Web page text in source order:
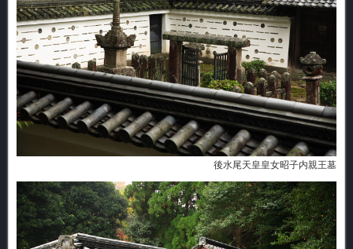
後水尾天皇皇女昭子内親王墓